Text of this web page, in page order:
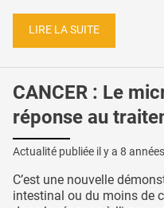
LIRE LA SUITE
CANCER : Le
réponse au
Actualité publiée il y a 8
C’est une nouvelle
intestinal ou du moins de